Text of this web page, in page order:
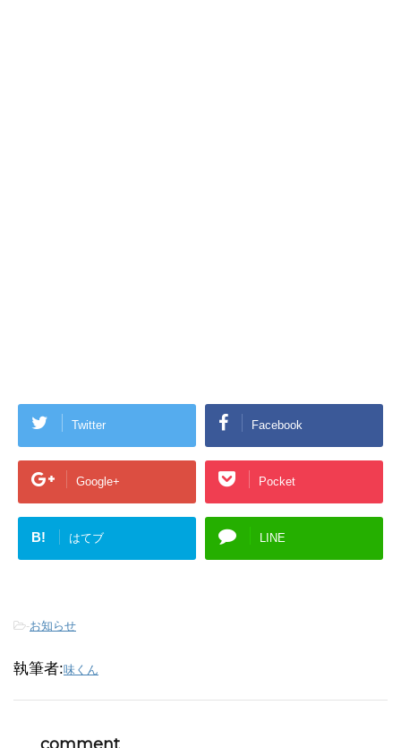
Twitter Facebook
Google+ Pocket
B! はてブ LINE
-お知らせ
執筆者:味くん